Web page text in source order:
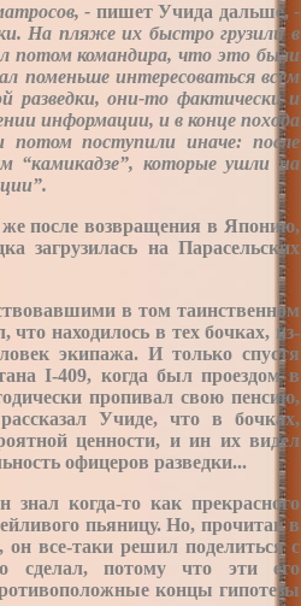
- пишет Учида дальше, -
На пляже их быстро грузили в
потом командира, что это были
поменьше интересоваться всем
разведки, они-то фактически и
информации, и в конце похода
потом поступили иначе: после
“камикадзе”, которые ушли на
же после возвращения в Японию,
загрузилась на Парасельских
в том таинственном
находилось в тех бочках, из-
экипажа. И только спустя
I-409, когда был проездом в
пропивал свою пенсию,
Учиде, что в бочках,
ценности, и ин их видел
офицеров разведки...
когда-то как прекрасного
пьяницу. Но, прочитав в
он все-таки решил поделиться с
сделал, потому что эти его
концы гипотезы